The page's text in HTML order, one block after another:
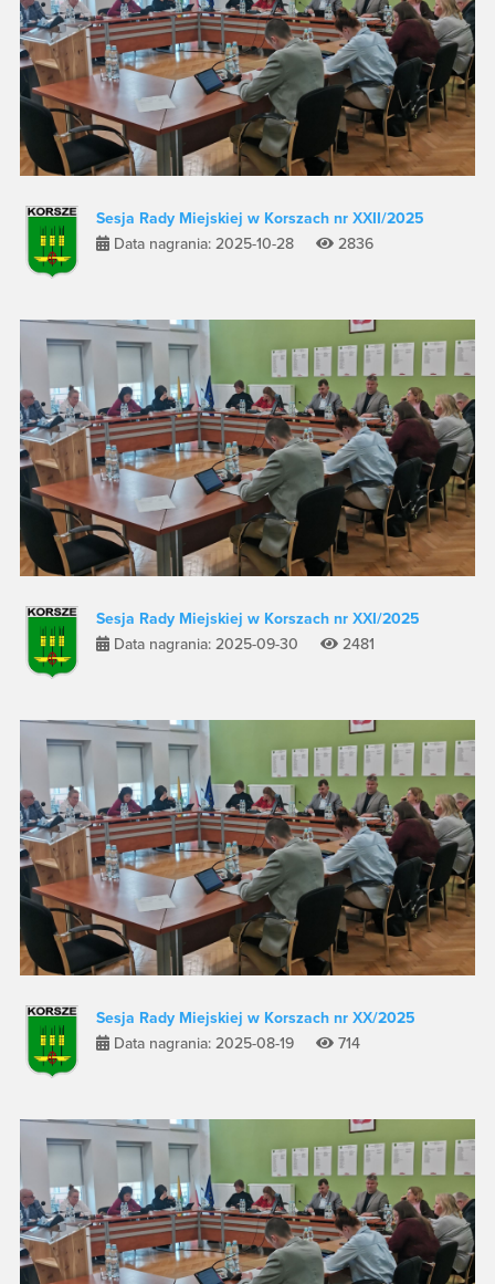
Sesja Rady Miejskiej w Korszach nr XXII/2025
Data nagrania: 2025-10-28
2836
Sesja Rady Miejskiej w Korszach nr XXI/2025
Data nagrania: 2025-09-30
2481
Sesja Rady Miejskiej w Korszach nr XX/2025
Data nagrania: 2025-08-19
714